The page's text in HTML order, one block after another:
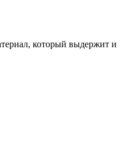
который выдержит и